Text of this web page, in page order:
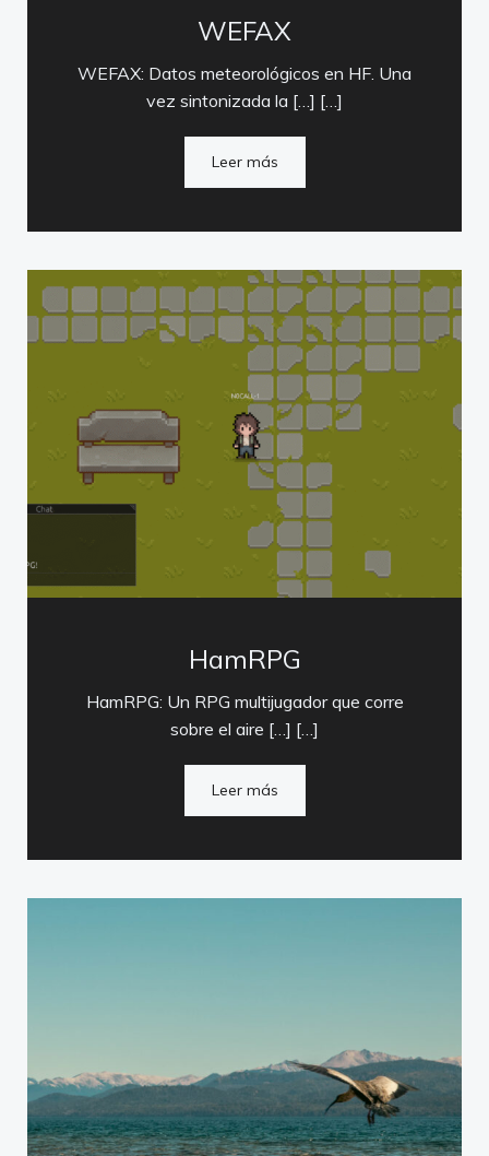
WEFAX
WEFAX: Datos meteorológicos en HF. Una
vez sintonizada la […] […]
Leer más
HamRPG
HamRPG: Un RPG multijugador que corre
sobre el aire […] […]
Leer más